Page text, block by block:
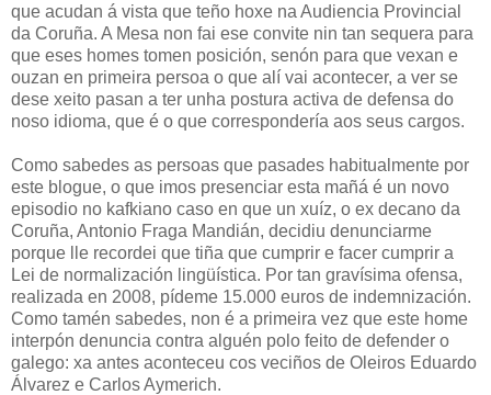
que acudan á vista que teño hoxe na Audiencia Provincial
da Coruña. A Mesa non fai ese convite nin tan sequera para
que eses homes tomen posición, senón para que vexan e
ouzan en primeira persoa o que alí vai acontecer, a ver se
dese xeito pasan a ter unha postura activa de defensa do
noso idioma, que é o que correspondería aos seus cargos.
Como sabedes as persoas que pasades habitualmente por
este blogue, o que imos presenciar esta mañá é un novo
episodio no kafkiano caso en que un xuíz, o ex decano da
Coruña, Antonio Fraga Mandián, decidiu denunciarme
porque lle recordei que tiña que cumprir e facer cumprir a
Lei de normalización lingüística. Por tan gravísima ofensa,
realizada en 2008, pídeme 15.000 euros de indemnización.
Como tamén sabedes, non é a primeira vez que este home
interpón denuncia contra alguén polo feito de defender o
galego: xa antes aconteceu cos veciños de Oleiros Eduardo
Álvarez e Carlos Aymerich.